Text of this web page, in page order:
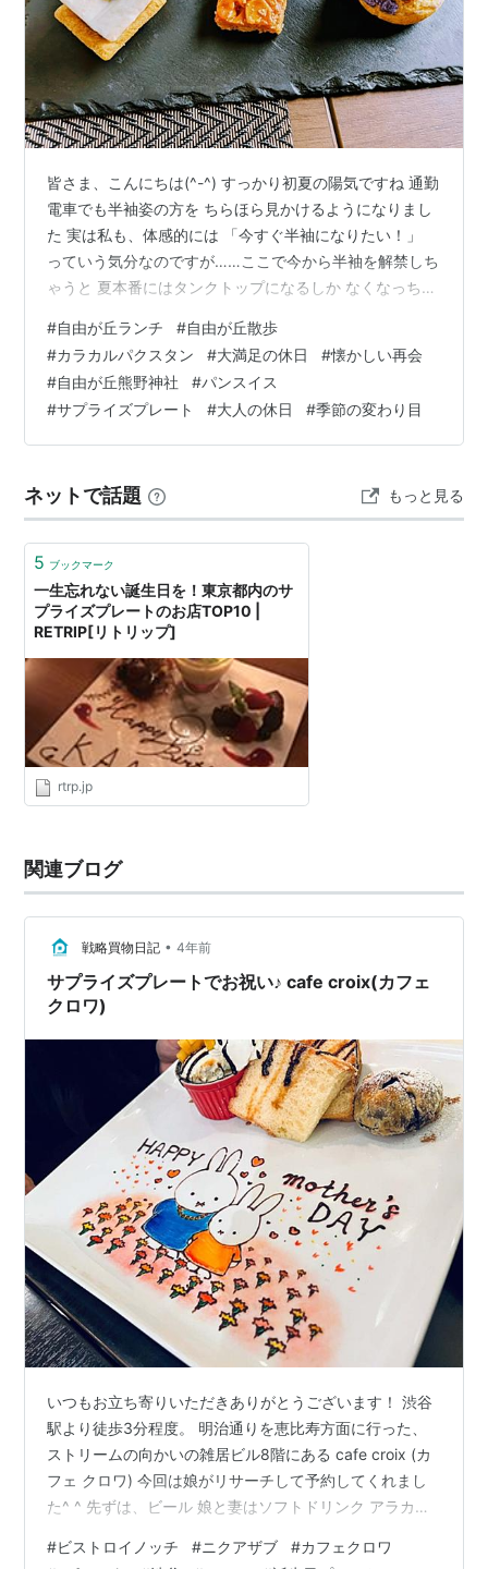
皆さま、こんにちは(^-^) すっかり初夏の陽気ですね 通勤
電車でも半袖姿の方を ちらほら見かけるようになりまし
た 実は私も、体感的には 「今すぐ半袖になりたい！」
っていう気分なのですが……ここで今から半袖を解禁しち
ゃうと 夏本番にはタンクトップになるしか なくなっちゃ
踏みとどまってます( *´艸｀) 今年のGW、皆さまは いか
がお過ごしでしたか？ 私の職場はカレンダー通りでした
が 同僚たちの休暇はなんとも華やか！優雅にクルージン
グを楽しむ人や 「カラカルパクスタン」という 初めて耳
にする国へ旅立った強者も…🌍️✈️そんなお土産話に驚きな
#自由が丘ランチ #自由が丘散歩
#カラカルパクスタン #大満足の休日 #懐かしい再会
#自由が丘熊野神社 #パンスイス
#サプライズプレート #大人の休日 #季節の変わり目
ネットで話題 もっと見る
5 ブックマーク
一生忘れない誕生日を！東京都内のサ
プライズプレートのお店TOP10 |
RETRIP[リトリップ]
rtrp.jp
関連ブログ
戦略買物日記 • 4年前
サプライズプレートでお祝い♪ cafe croix(カフェ
クロワ)
いつもお立ち寄りいただきありがとうございます！ 渋谷
駅より徒歩3分程度。 明治通りを恵比寿方面に行った、
ストリームの向かいの雑居ビル8階にある cafe croix (カ
フェ クロワ) 今回は娘がリサーチして予約してくれまし
た^ ^ 先ずは、ビール 娘と妻はソフトドリンク アラカル
イシーポテトフライ 豚ときのこの柚子胡椒パスタ 海老ト
#ビストロイノッチ #ニクアザブ #カフェクロワ